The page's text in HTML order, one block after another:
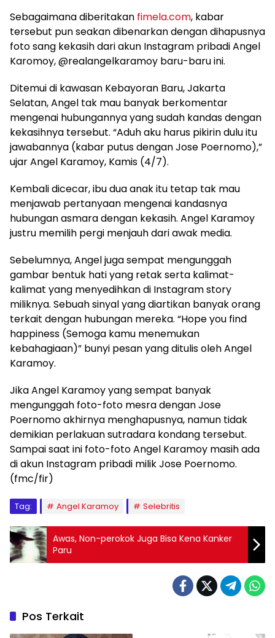
Sebagaimana diberitakan fimela.com, kabar
tersebut pun seakan dibenarkan dengan dihapusnya
foto sang kekasih dari akun Instagram pribadi Angel
Karomoy, @realangelkaramoy baru-baru ini.
Ditemui di kawasan Kebayoran Baru, Jakarta
Selatan, Angel tak mau banyak berkomentar
mengenai hubungannya yang sudah kandas dengan
kekasihnya tersebut. “Aduh aku harus pikirin dulu itu
jawabannya (kabar putus dengan Jose Poernomo),”
ujar Angel Karamoy, Kamis (4/7).
Kembali dicecar, ibu dua anak itu tetap tak mau
menjawab pertanyaan mengenai kandasnya
hubungan asmara dengan kekasih. Angel Karamoy
justru memilih pergi menjauh dari awak media.
Sebelumnya, Angel juga sempat mengunggah
gambar bentuk hati yang retak serta kalimat-
kalimat yang menyedihkan di Instagram story
miliknya. Sebuah sinyal yang diartikan banyak orang
terkait dengan hubungan mereka. “Hope you find
happiness (Semoga kamu menemukan
kebahagiaan)” bunyi pesan yang ditulis oleh Angel
Karamoy.
Jika Angel Karamoy yang sempat banyak
mengunggah foto-foto mesra dengan Jose
Poernomo akhirnya menghapusnya, namun tidak
demikian perlakuan sutradara kondang tersebut.
Sampai saat ini foto-foto Angel Karamoy masih ada
di akun Instagram pribadi milik Jose Poernomo.
(fmc/fir)
Tag: Angel Karamoy Selebritis
Awas, Non-perokok Juga Bisa Kena Kanker
Paru
Pos Terkait